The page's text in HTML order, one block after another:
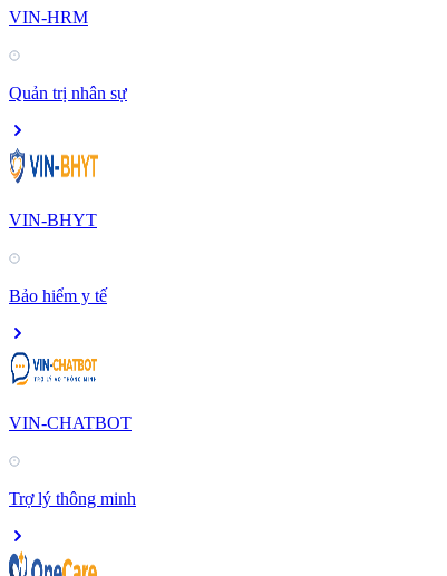
VIN-HRM
Quản trị nhân sự
VIN-BHYT
Bảo hiểm y tế
VIN-CHATBOT
Trợ lý thông minh